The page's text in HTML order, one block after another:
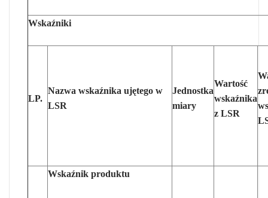
Wskaźniki
LP.
Nazwa wskaźnika ujętego w
LSR
Jednostka
miary
Wartość
wskaźnika
z LSR
Wskaźnik produktu